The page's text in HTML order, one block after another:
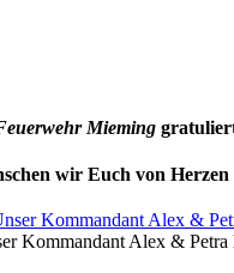
Mieming
wir Euch von Herzen
Kommandant Alex &